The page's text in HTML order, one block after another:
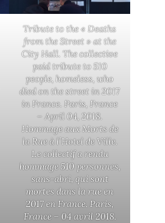
Tribute to the « Deaths
from the Street » at the
City Hall. The collective
paid tribute to 510
people, homeless, who
died on the street in 2017
in France. Paris, France
– April 04, 2018.
Hommage aux Morts de
la Rue à l’Hotel de Ville.
Le collectif a rendu
hommage 510 personnes,
sans-abri, qui sont
mortes dans la rue en
2017 en France. Paris,
France – 04 avril 2018.